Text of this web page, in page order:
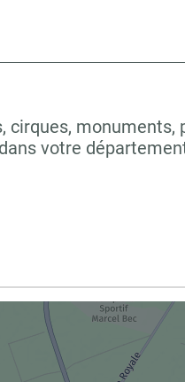
cirques,
votre